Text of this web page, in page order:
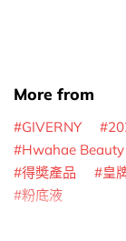
More from
GIVERNY
Hwahae
得奬產品
皇
粉底液